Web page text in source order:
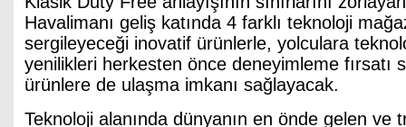
Havalimanı geliş katında 4 farklı teknoloji
sergileyeceği inovatif ürünlerle, yolculara
yenilikleri herkesten önce deneyimleme fırsatı
ürünlere de ulaşma imkanı sağlayacak.
Teknoloji alanında dünyanın en önde gelen ve